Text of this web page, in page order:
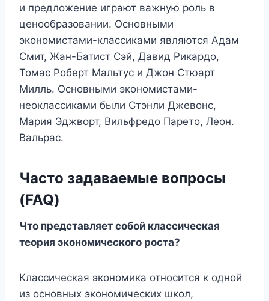
и предложение играют важную роль в
ценообразовании. Основными
экономистами-классиками являются Адам
Смит, Жан-Батист Сэй, Давид Рикардо,
Томас Роберт Мальтус и Джон Стюарт
Милль. Основными экономистами-
неоклассиками были Стэнли Джевонс,
Мария Эджворт, Вильфредо Парето, Леон.
Вальрас.
Часто задаваемые вопросы
(FAQ)
Что представляет собой классическая
теория экономического роста?
Классическая экономика относится к одной
из основных экономических школ,